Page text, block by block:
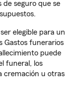
de seguro que se
elegible para un
Gastos funerarios
puede
funeral, los
cremación u otras